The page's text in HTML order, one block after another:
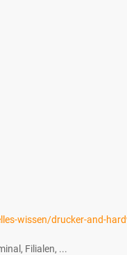
wissen/drucker-and-
Filialen, ...